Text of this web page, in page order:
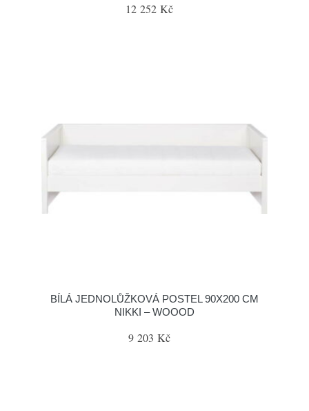
12 252 Kč
BÍLÁ JEDNOLŮŽKOVÁ POSTEL 90X200 CM
NIKKI – WOOOD
9 203 Kč